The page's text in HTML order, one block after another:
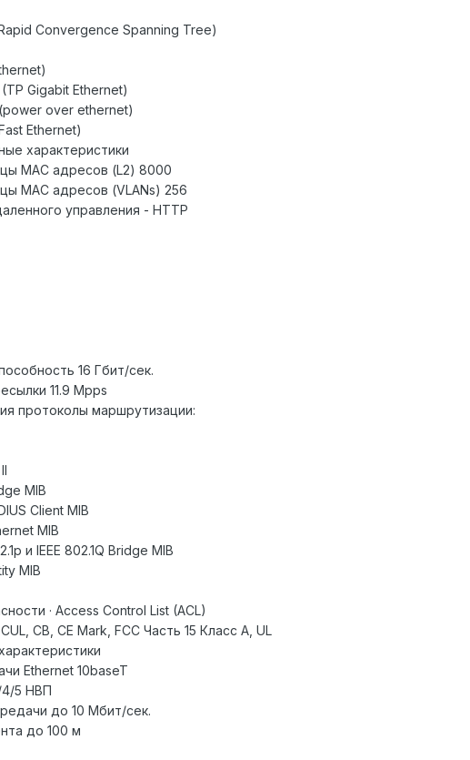
Convergence Spanning Tree)
Gigabit Ethernet)
over ethernet)
Ethernet)
характеристики
MAC адресов (L2) 8000
MAC адресов (VLANs) 256
управления - HTTP
16 Гбит/сек.
11.9 Mpps
протоколы маршрутизации:
MIB
Client MIB
MIB
и IEEE 802.1Q Bridge MIB
MIB
· Access Control List (ACL)
CB, CE Mark, FCC Часть 15 Класс А, UL
Ethernet 10baseT
4/5 НВП
до 10 Мбит/сек.
до 100 м